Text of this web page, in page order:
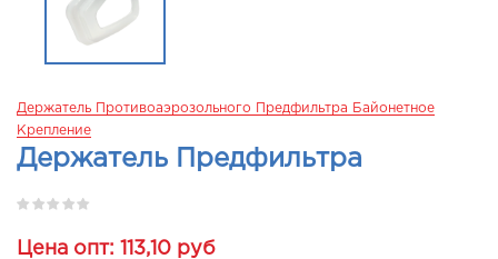
Держатель Противоаэрозольного Предфильтра Байонетное
Крепление
Держатель Предфильтра
Цена опт: 113,10 руб